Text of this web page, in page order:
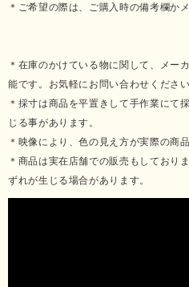
＊ご希望の際は、ご購入時の備考欄か
＊在庫のかけている物に関して、メー
能です。お気軽にお問い合わせください
＊採寸は商品を平置きして手作業にて
じる事があります。
＊映像により、色の見え方が実際の商
＊商品は実在店舗での販売もしており
ずれが生じる場合があります。